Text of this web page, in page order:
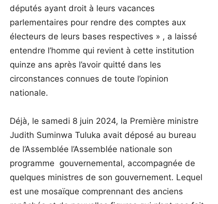
députés ayant droit à leurs vacances
parlementaires pour rendre des comptes aux
électeurs de leurs bases respectives » , a laissé
entendre l’homme qui revient à cette institution
quinze ans après l’avoir quitté dans les
circonstances connues de toute l’opinion
nationale.
Déjà, le samedi 8 juin 2024, la Première ministre
Judith Suminwa Tuluka avait déposé au bureau
de l’Assemblée l’Assemblée nationale son
programme gouvernemental, accompagnée de
quelques ministres de son gouvernement. Lequel
est une mosaïque comprennant des anciens